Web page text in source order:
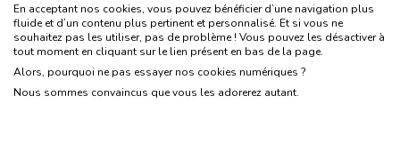
Suivez-nous sur les réseaux sociaux, pour
faire le plein d’astuces !
En acceptant nos cookies, vous pouvez bénéficier d’une navigation plus
fluide et d’un contenu plus pertinent et personnalisé. Et si vous ne
souhaitez pas les utiliser, pas de problème ! Vous pouvez les désactiver à
tout moment en cliquant sur le lien présent en bas de la page.
Alors, pourquoi ne pas essayer nos cookies numériques ?
Nous sommes convaincus que vous les adorerez autant.